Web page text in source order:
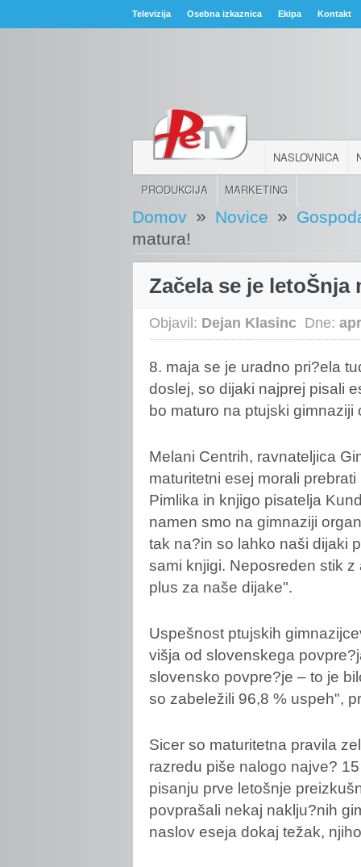
Televizija Osebna izkaznica Ekipa Kontakt
NASLOVNICA
PRODUKCIJA MARKETING
Domov » Novice »
matura!
Začela se je letoŠnja
Objavil: Dejan Klasinc Dne:
8. maja se je uradno pri?ela
doslej, so dijaki najprej pisali
bo maturo na ptujski gimnaziji
Melani Centrih, ravnateljica
maturitetni esej morali
Pimlika in knjigo pisatelja
namen smo na gimnaziji
tak na?in so lahko naši dijaki
sami knjigi. Neposreden stik
plus za naše dijake".
Uspešnost ptujskih
višja od slovenskega
slovensko povpre?je – to je
so zabeležili 96,8 % uspeh",
Sicer so maturitetna pravila
razredu piše nalogo najve?
pisanju prve letošnje
povprašali nekaj naklju?nih
naslov eseja dokaj težak,